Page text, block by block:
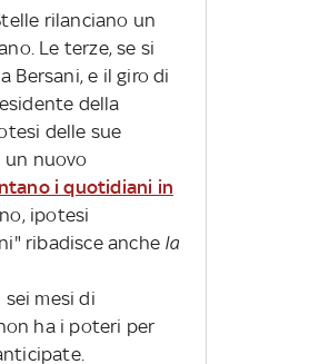
rilanciano un
Le terze, se si
Bersani, e il giro di
della
delle sue
un nuovo
i quotidiani in
ipotesi
ribadisce anche la
mesi di
ha i poteri per